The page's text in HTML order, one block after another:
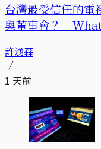
台灣最受信任的電
與董事會？｜
許湧森
1 天前